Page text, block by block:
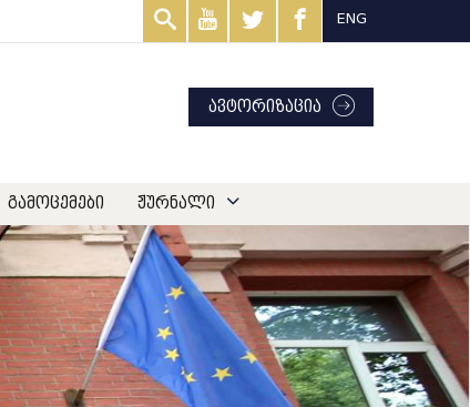
ENG
ავტორიზაცია
გამოცემები ჟურნალი